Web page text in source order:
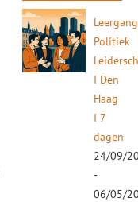
Leergang
Politiek
I Den
Haag
I 7
dagen
24/09/
-
06/05/